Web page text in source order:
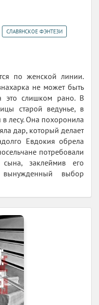
СЛАВЯНСКОЕ ФЭНТЕЗИ
по женской линии.
не может быть
это слишком рано. В
старой ведунье, в
лесу. Она похоронила
дар, который делает
Евдокия обрела
потребовали
сына, заклеймив его
выбор